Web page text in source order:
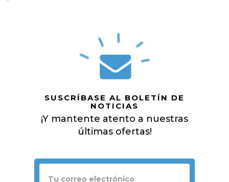
SUSCRÍBASE AL BOLETÍN DE
NOTICIAS
¡Y mantente atento a nuestras
últimas ofertas!